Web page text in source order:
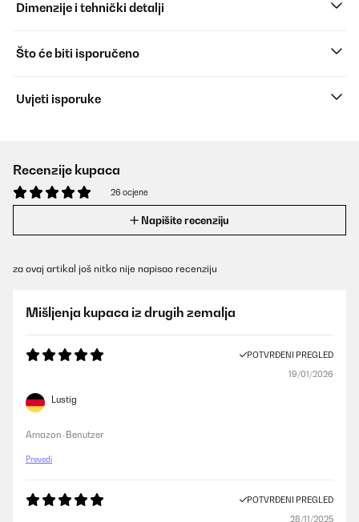
Dimenzije i tehnički detalji
Što će biti isporučeno
Uvjeti isporuke
Recenzije kupaca
26 ocjene
Napišite recenziju
za ovaj artikal još nitko nije napisao recenziju
Mišljenja kupaca iz drugih zemalja
POTVRĐENI PREGLED
19/01/2026
Lustig
Amazon-Benutzer
Prevedi
POTVRĐENI PREGLED
28/11/2025